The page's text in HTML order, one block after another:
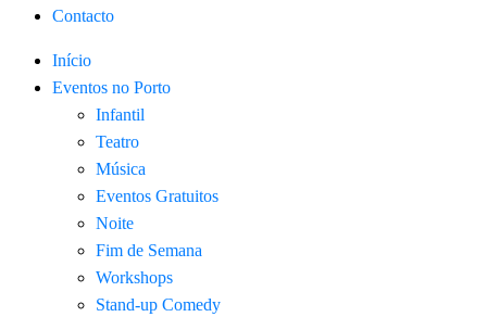
Contacto
Início
Eventos no Porto
Infantil
Teatro
Música
Eventos Gratuitos
Noite
Fim de Semana
Workshops
Stand-up Comedy